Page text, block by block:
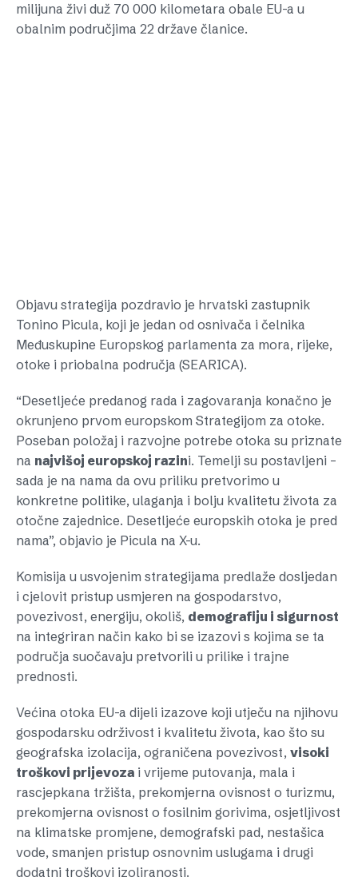
milijuna živi duž 70 000 kilometara obale EU-a u
obalnim područjima 22 države članice.
Objavu strategija pozdravio je hrvatski zastupnik
Tonino Picula, koji je jedan od osnivača i čelnika
Međuskupine Europskog parlamenta za mora, rijeke,
otoke i priobalna područja (SEARICA).
“Desetljeće predanog rada i zagovaranja konačno je
okrunjeno prvom europskom Strategijom za otoke.
Poseban položaj i razvojne potrebe otoka su priznate
na najvišoj europskoj razini. Temelji su postavljeni –
sada je na nama da ovu priliku pretvorimo u
konkretne politike, ulaganja i bolju kvalitetu života za
otočne zajednice. Desetljeće europskih otoka je pred
nama”, objavio je Picula na X-u.
Komisija u usvojenim strategijama predlaže dosljedan
i cjelovit pristup usmjeren na gospodarstvo,
povezivost, energiju, okoliš, demografiju i sigurnost
na integriran način kako bi se izazovi s kojima se ta
područja suočavaju pretvorili u prilike i trajne
prednosti.
Većina otoka EU-a dijeli izazove koji utječu na njihovu
gospodarsku održivost i kvalitetu života, kao što su
geografska izolacija, ograničena povezivost, visoki
troškovi prijevoza i vrijeme putovanja, mala i
rascjepkana tržišta, prekomjerna ovisnost o turizmu,
prekomjerna ovisnost o fosilnim gorivima, osjetljivost
na klimatske promjene, demografski pad, nestašica
vode, smanjen pristup osnovnim uslugama i drugi
dodatni troškovi izoliranosti.